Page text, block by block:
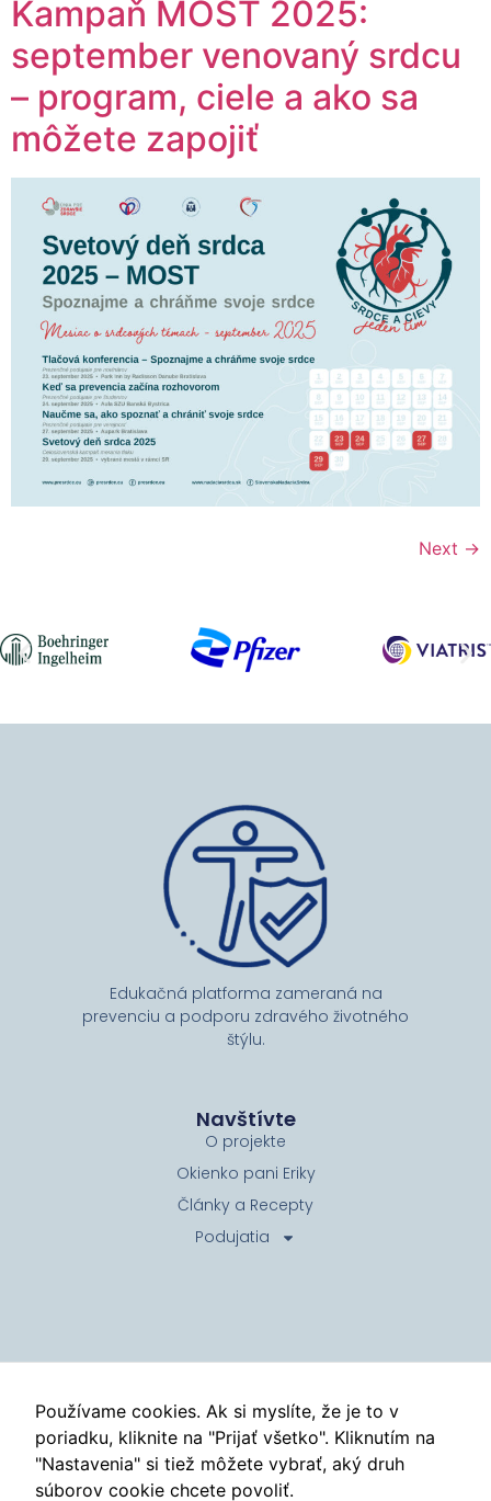
Kampaň MOST 2025:
september venovaný srdcu
– program, ciele a ako sa
môžete zapojiť
Next →
Edukačná platforma zameraná na
prevenciu a podporu zdravého životného
štýlu.
Navštívte
O projekte
Okienko pani Eriky
Články a Recepty
Podujatia
info@tyzdenprevencie.sk
Zásady ochrany osobných údajov
© Týždeň prevencie
Používame cookies. Ak si myslíte, že je to v
poriadku, kliknite na "Prijať všetko". Kliknutím na
"Nastavenia" si tiež môžete vybrať, aký druh
súborov cookie chcete povoliť.